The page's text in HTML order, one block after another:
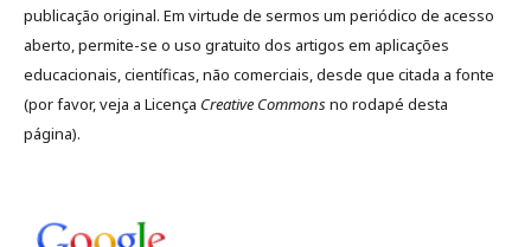
publicação original. Em virtude de sermos um periódico de acesso
aberto, permite-se o uso gratuito dos artigos em aplicações
educacionais, científicas, não comerciais, desde que citada a fonte
(por favor, veja a Licença Creative Commonsno rodapé desta
página).